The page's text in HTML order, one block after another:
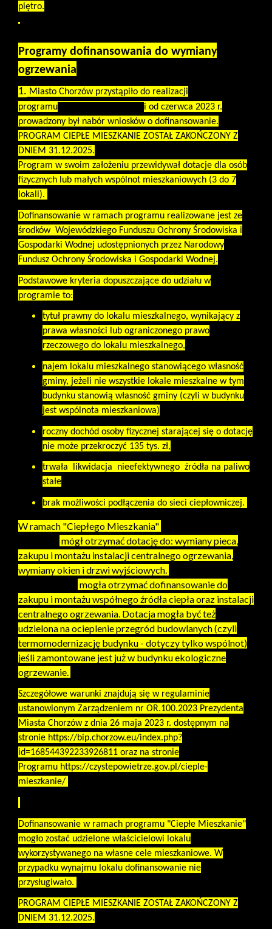
piętro.
Programy dofinansowania do wymiany
ogrzewania
1. Miasto Chorzów przystąpiło do realizacji
programu
i od czerwca 2023 r.
prowadzony był nabór wniosków o dofinansowanie.
PROGRAM CIEPŁE MIESZKANIE ZOSTAŁ ZAKOŃCZONY Z
DNIEM 31.12.2025.
Program w swoim założeniu przewidywał dotacje dla osób
fizycznych lub małych wspólnot mieszkaniowych (3 do 7
lokali).
Dofinansowanie w ramach programu realizowane jest ze
środków Wojewódzkiego Funduszu Ochrony Środowiska i
Gospodarki Wodnej udostępnionych przez Narodowy
Fundusz Ochrony Środowiska i Gospodarki Wodnej.
Podstawowe kryteria dopuszczające do udziału w
programie to:
tytuł prawny do lokalu mieszkalnego, wynikający z
prawa własności lub ograniczonego prawo
rzeczowego do lokalu mieszkalnego,
najem lokalu mieszkalnego stanowiącego własność
gminy, jeżeli nie wszystkie lokale mieszkalne w tym
budynku stanowią własność gminy (czyli w budynku
jest wspólnota mieszkaniowa)
roczny dochód osoby fizycznej starającej się o dotację
nie może przekroczyć 135 tys. zł,
trwała likwidacja nieefektywnego źródła na paliwo
stałe
brak możliwości podłączenia do sieci ciepłowniczej.
W ramach "Ciepłego Mieszkania"
mógł otrzymać dotację do: wymiany pieca,
zakupu i montażu instalacji centralnego ogrzewania,
wymiany okien i drzwi wyjściowych.
mogła otrzymać dofinansowanie do
zakupu i montażu współnego źródła ciepła oraz instalacji
centralnego ogrzewania. Dotacja mogła być też
udzielona na ocieplenie przegród budowlanych (czyli
termomodernizację budynku - dotyczy tylko wspólnot)
jeśli zamontowane jest już w budynku ekologiczne
ogrzewanie.
Szczegółowe warunki znajdują się w regulaminie
ustanowionym Zarządzeniem nr OR.100.2023 Prezydenta
Miasta Chorzów z dnia 26 maja 2023 r. dostępnym na
stronie https://bip.chorzow.eu/index.php?
id=168544392233926811 oraz na stronie
Programu https://czystepowietrze.gov.pl/cieple-
mieszkanie/
Dofinansowanie w ramach programu "Ciepłe Mieszkanie"
mogło zostać udzielone właścicielowi lokalu
wykorzystywanego na własne cele mieszkaniowe. W
przypadku wynajmu lokalu dofinansowanie nie
przysługiwało.
PROGRAM CIEPŁE MIESZKANIE ZOSTAŁ ZAKOŃCZONY Z
DNIEM 31.12.2025.